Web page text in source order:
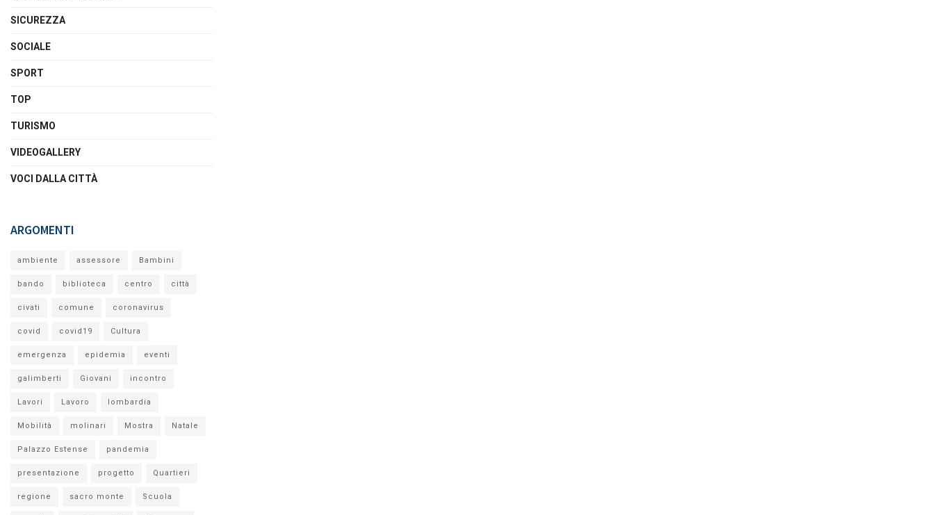
SICUREZZA
SOCIALE
SPORT
TOP
TURISMO
VIDEOGALLERY
VOCI DALLA CITTÀ
ARGOMENTI
ambiente assessore Bambini
bando biblioteca centro città
civati comune coronavirus
covid covid19 Cultura
emergenza epidemia eventi
galimberti Giovani incontro
Lavori Lavoro lombardia
Mobilità molinari Mostra Natale
Palazzo Estense pandemia
presentazione progetto Quartieri
regione sacro monte Scuola